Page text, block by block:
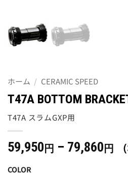
ホーム / CERAMIC SPEED
T47A BOTTOM
T47A スラムGXP用
59,950 円 – 79,860 円
価
COLOR